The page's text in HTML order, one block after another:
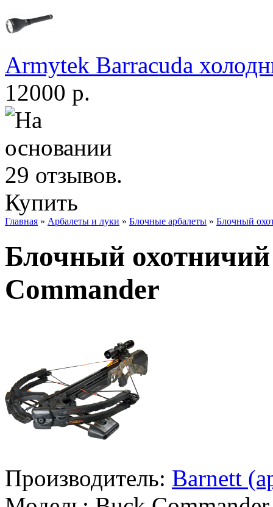
Armytek Barracuda
12000 р.
Купить
Главная » Арбалеты и луки » Блочные арбалеты » Блочный
Блочный
Commander
Производитель: Barnett